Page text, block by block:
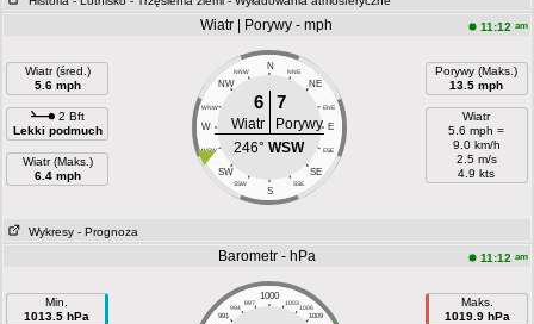
Wiatr | Porywy - mph 11:12 am
Wiatr (śred.)
5.6 mph
2 Bft
Lekki podmuch
Wiatr (Maks.)
6.4 mph
N
NNW NNE
NW NE
WNW ENE
W E
WSW ESE
SW SE
SSW SSE
S
6 7
Wiatr
Porywy
246°WSW
Porywy (Maks.)
13.5 mph
Wiatr
5.6 mph =
9.0 km/h
2.5 m/s
4.9 kts
Wykresy - Prognoza
Barometr - hPa 11:12 am
Min.
1013.5 hPa
1000
997 1003
994
1006
991
1009
Maks.
1019.9 hPa